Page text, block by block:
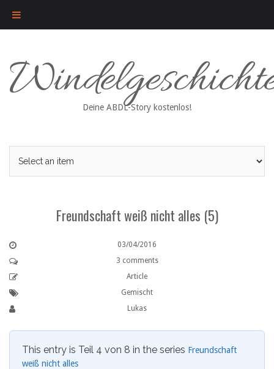
content
Deine ABDL-Story kostenlos!
Freundschaft weiß nicht alles (5)
03/04/2016
3 comments
Article
Gemischt
Lukas
This entry is Teil 4 von 8 in the series Freundschaft
weiß nicht alles